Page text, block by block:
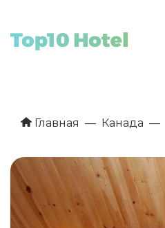
Главная Канада